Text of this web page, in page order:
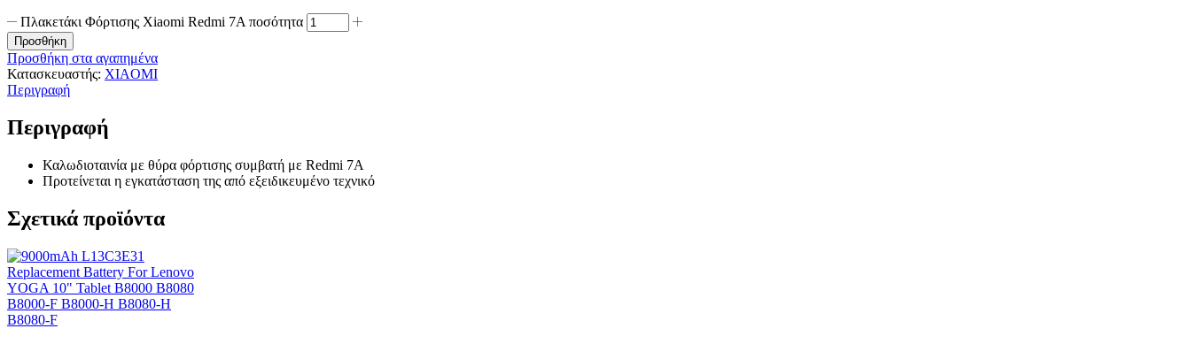
Πλακετάκι Φόρτισης Xiaomi Redmi 7A ποσότητα
Προσθήκη
Προσθήκη στα αγαπημένα
Κατασκευαστής: XIAOMI
Περιγραφή
Περιγραφή
Καλωδιοταινία με θύρα φόρτισης συμβατή με Redmi 7A
Προτείνεται η εγκατάσταση της από εξειδικευμένο τεχνικό
Σχετικά προϊόντα